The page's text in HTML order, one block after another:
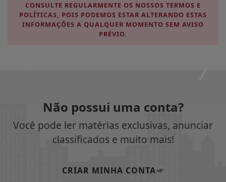
CONSULTE REGULARMENTE OS NOSSOS TERMOS E
POLÍTICAS, POIS PODEMOS ESTAR ALTERANDO ESTAS
INFORMAÇÕES A QUALQUER MOMENTO SEM AVISO
PRÉVIO.
Não possui uma conta?
Você pode ler matérias exclusivas, anunciar
classificados e muito mais!
CRIAR MINHA CONTA